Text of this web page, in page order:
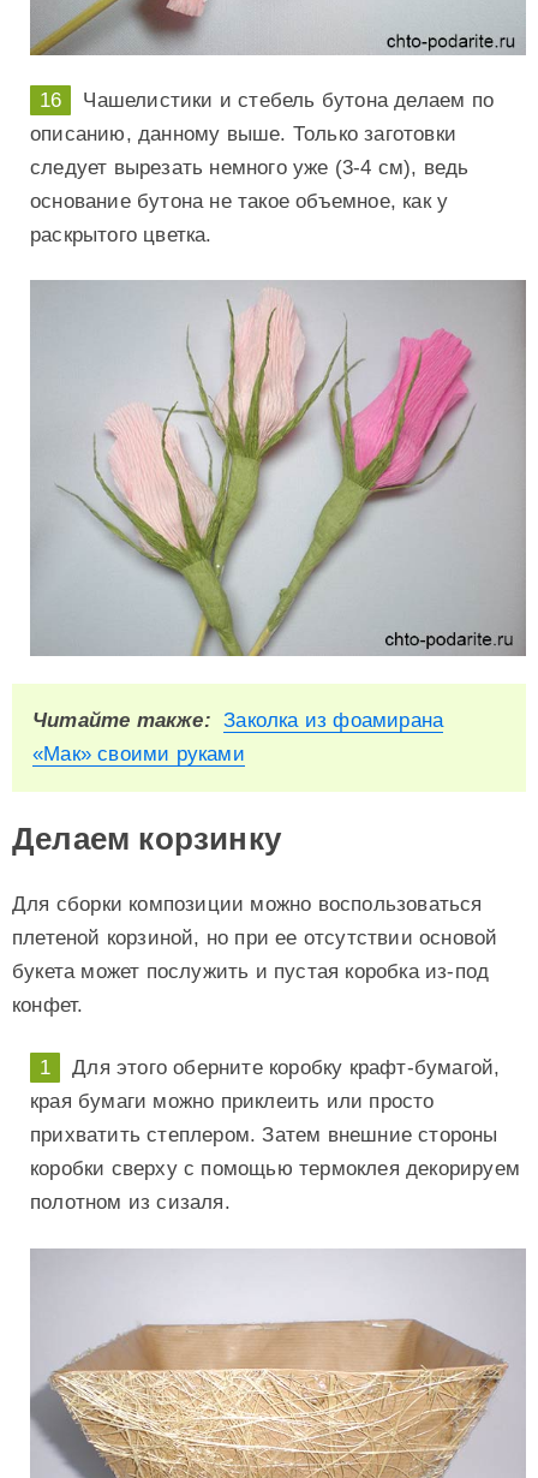
Чашелистики и стебель бутона делаем по
описанию, данному выше. Только заготовки
следует вырезать немного уже (3-4 см), ведь
основание бутона не такое объемное, как у
раскрытого цветка.
Читайте также: Заколка из фоамирана
«Мак» своими руками
Делаем корзинку
Для сборки композиции можно воспользоваться
плетеной корзиной, но при ее отсутствии основой
букета может послужить и пустая коробка из-под
конфет.
Для этого оберните коробку крафт-бумагой,
края бумаги можно приклеить или просто
прихватить степлером. Затем внешние стороны
коробки сверху с помощью термоклея декорируем
полотном из сизаля.